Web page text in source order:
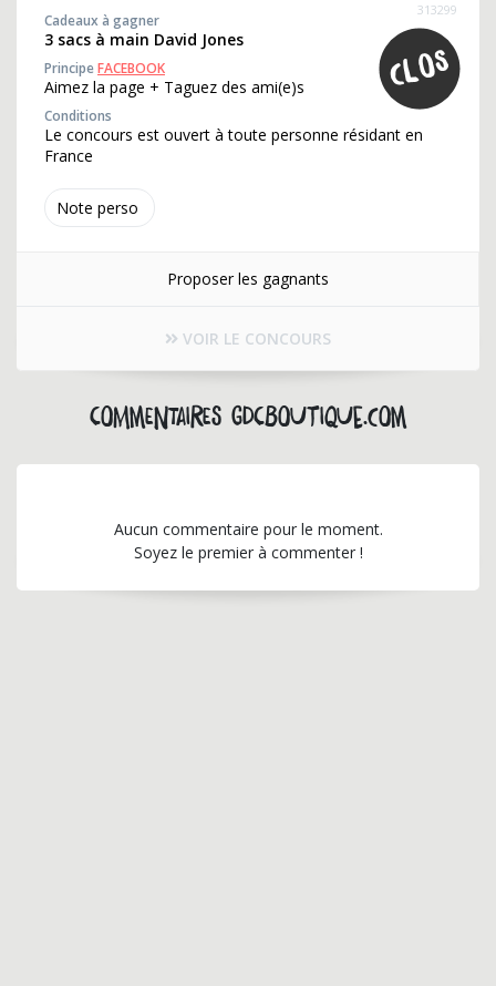
Note perso
313299
Cadeaux à gagner
3 sacs à main David Jones
PrincipeFACEBOOK
Aimez la page + Taguez des ami(e)s
Conditions
Le concours est ouvert à toute personne résidant en
France
Proposer les gagnants
VOIR LE CONCOURS
Commentaires gdcboutique.com
Aucun commentaire pour le moment.
Soyez le premier à commenter !